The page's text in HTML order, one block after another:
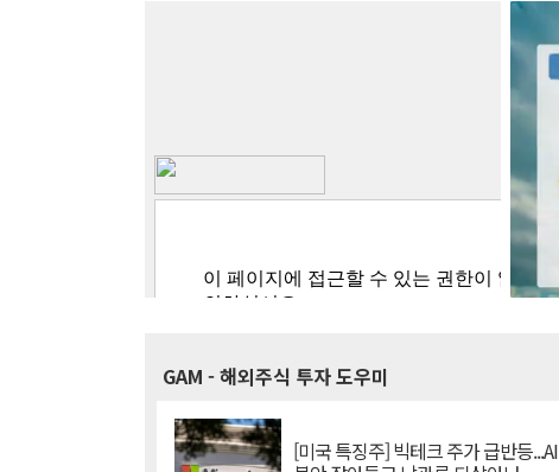
GAM - 해외주식 투자 도우미
[미국 특징주] 빅테크 주가 급반등...AI